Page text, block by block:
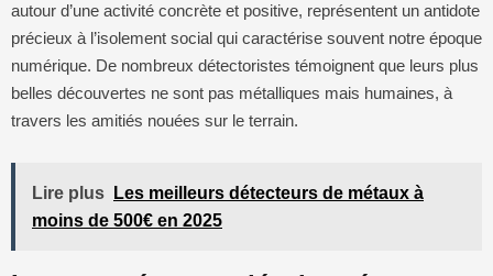
autour d’une activité concrète et positive, représentent un antidote
précieux à l’isolement social qui caractérise souvent notre époque
numérique. De nombreux détectoristes témoignent que leurs plus
belles découvertes ne sont pas métalliques mais humaines, à
travers les amitiés nouées sur le terrain.
Lire plus
Les meilleurs détecteurs de métaux à
moins de 500€ en 2025